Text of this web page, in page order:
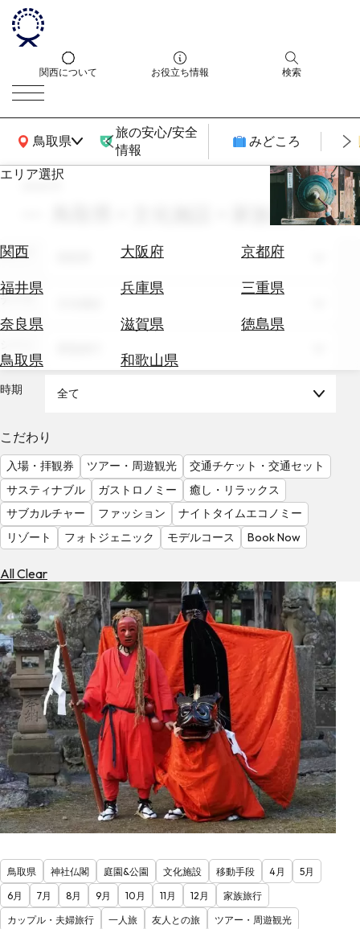
関西について お役立ち情報 検索
鳥取県
関西広域MAP
旅の安心/安全
情報
みどころ
エリア選択
関西 大阪府
京都府
福井県
兵庫県
三重県
奈良県
滋賀県
徳島県
鳥取県
和歌山県
エ
券
テ
を
調
べ
る
天
気
を
見
る
search
鳥取県 × 文化施設 × 家族旅行
エリア
テーマ
時期 全て
こだわり
入場・拝観券 ツアー・周遊観光
交通チケット・交通セット
サスティナブル
ガストロノミー
癒し・リラックス
サブカルチャー
ファッション
ナイトタイムエコノミー
リゾート
フォトジェニック モデルコース Book Now
All Clear
鳥取県 神社仏閣 庭園&公園 文化施設 移動手段 4月
5月
6月
7月 8月 9月 10月 11月 12月
家族旅行
カップル・夫婦旅行
一人旅 友人との旅
ツアー・周遊観光